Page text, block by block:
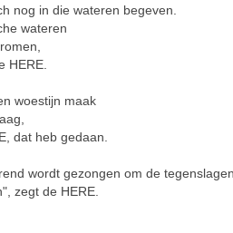
nog in die wateren begeven.
wateren
woestijn maak
dat heb gedaan.
wordt gezongen om de
zegt de HERE.